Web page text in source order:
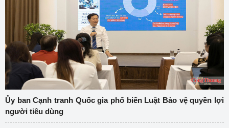
Ủy ban Cạnh tranh Quốc gia phổ biến Luật Bảo vệ quyền lợi
người tiêu dùng